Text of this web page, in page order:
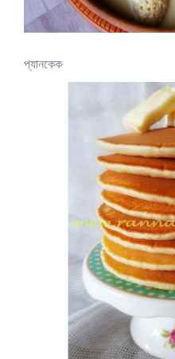
প্যানকেক